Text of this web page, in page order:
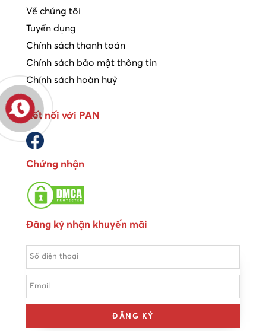
Về chúng tôi
Tuyển dụng
Chính sách thanh toán
Chính sách bảo mật thông tin
Chính sách hoàn huỷ
Kết nối với PAN
Chứng nhận
Đăng ký nhận khuyến mãi
ĐĂNG KÝ